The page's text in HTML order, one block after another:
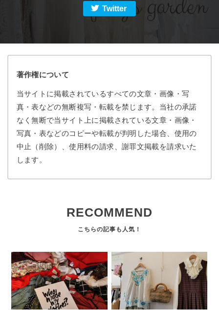
Twitter
著作権について
当サイトに掲載されているすべての文章・画像・写
真・表などの無断複写・転載を禁じます。当社の承諾
なく無断で当サイト上に掲載されている文章・画像・
写真・表などのコピーや転載が判明した場合、使用の
中止（削除）、使用料の請求、謝罪文掲載を請求いた
します。
RECOMMEND